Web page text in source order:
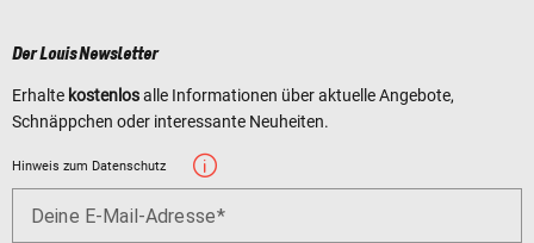
Der Louis Newsletter
Erhalte kostenlosalle Informationen über aktuelle Angebote,
Schnäppchen oder interessante Neuheiten.
Hinweis zum Datenschutz
Deine E-Mail-Adresse